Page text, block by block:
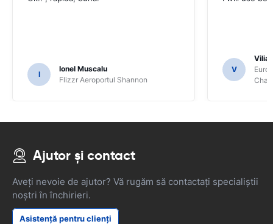
I
Ionel Muscalu
Flizzr Aeroportul Shannon
V
Ajutor și contact
Aveți nevoie de ajutor? Vă rugăm să contactați specialiștii
noștri în închirieri.
Asistență pentru clienți